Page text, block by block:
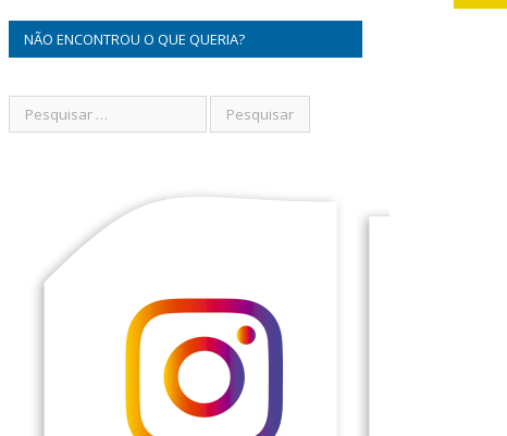
NÃO ENCONTROU O QUE QUERIA?